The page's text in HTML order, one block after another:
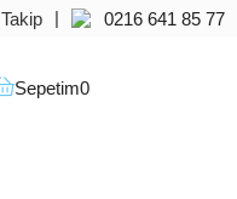
| 0216 641 85 77
Sepetim0